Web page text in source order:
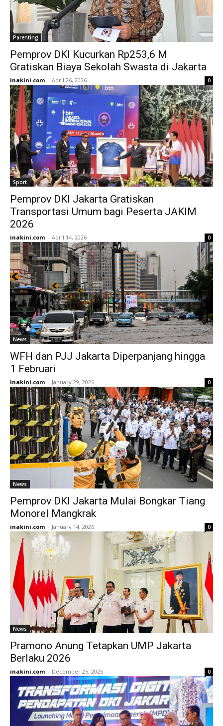
Parenting
Pemprov DKI Kucurkan Rp253,6 M
Gratiskan Biaya Sekolah Swasta di Jakarta
inakini.com - April 26, 2026 0
Sport
Pemprov DKI Jakarta Gratiskan
Transportasi Umum bagi Peserta JAKIM
2026
inakini.com - April 14, 2026 0
News
WFH dan PJJ Jakarta Diperpanjang hingga
1 Februari
inakini.com - January 29, 2026 0
News
Pemprov DKI Jakarta Mulai Bongkar Tiang
Monorel Mangkrak
inakini.com - January 14, 2026 0
News
Pramono Anung Tetapkan UMP Jakarta
Berlaku 2026
inakini.com - December 25, 2025 0